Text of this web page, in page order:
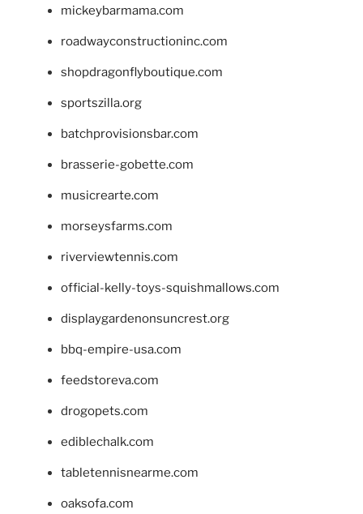
mickeybarmama.com
roadwayconstructioninc.com
shopdragonflyboutique.com
sportszilla.org
batchprovisionsbar.com
brasserie-gobette.com
musicrearte.com
morseysfarms.com
riverviewtennis.com
official-kelly-toys-squishmallows.com
displaygardenonsuncrest.org
bbq-empire-usa.com
feedstoreva.com
drogopets.com
ediblechalk.com
tabletennisnearme.com
oaksofa.com